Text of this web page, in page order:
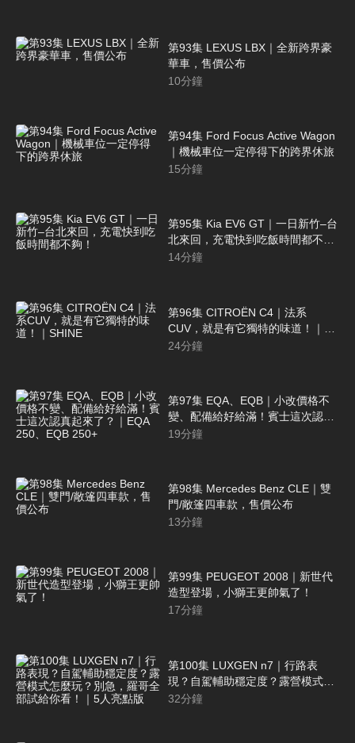
第93集 LEXUS LBX｜全新跨界豪
華車，售價公布
10分鐘
第94集 Ford Focus Active Wagon
｜機械車位一定停得下的跨界休旅
15分鐘
第95集 Kia EV6 GT｜一日新竹–台
北來回，充電快到吃飯時間都不
夠！
14分鐘
第96集 CITROËN C4｜法系
CUV，就是有它獨特的味道！｜
SHINE
24分鐘
第97集 EQA、EQB｜小改價格不
變、配備給好給滿！賓士這次認真
起來了？｜EQA 250、EQB 250+
19分鐘
第98集 Mercedes Benz CLE｜雙
門/敞篷四車款，售價公布
13分鐘
第99集 PEUGEOT 2008｜新世代
造型登場，小獅王更帥氣了！
17分鐘
第100集 LUXGEN n7｜行路表
現？自駕輔助穩定度？露營模式怎
麼玩？別急，羅哥全部試給你看！
32分鐘